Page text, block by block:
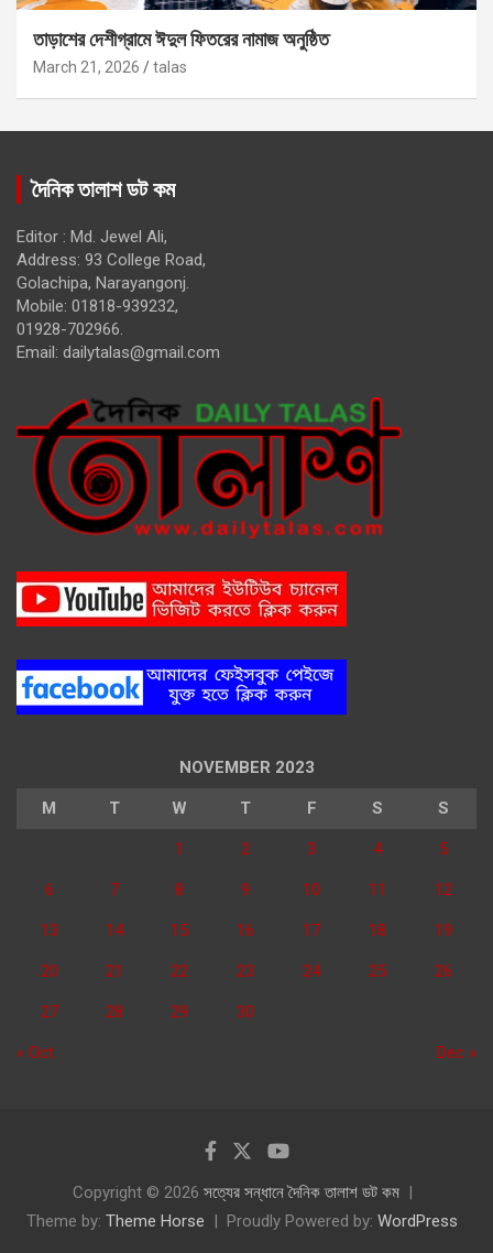
তাড়াশের দেশীগ্রামে ঈদুল ফিতরের নামাজ অনুষ্ঠিত
March 21, 2026 talas
দৈনিক তালাশ ডট কম
Editor : Md. Jewel Ali,
Address: 93 College Road,
Golachipa, Narayangonj.
Mobile: 01818-939232,
01928-702966.
Email: dailytalas@gmail.com
NOVEMBER 2023
M T W T F S S
1 2 3 4 5
6 7 8 9 10 11 12
13 14 15 16 17 18 19
20 21 22 23 24 25 26
27 28 29 30
« Oct Dec »
Copyright © 2026 সত্যের সন্ধানে দৈনিক তালাশ ডট কম
Theme by: Theme Horse Proudly Powered by: WordPress